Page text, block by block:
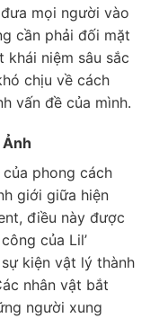
mọi người vào
cần phải đối mặt
niệm sâu sắc
chịu về cách
vấn đề của mình.
phong cách
giới giữa hiện
điều này được
của Lil’
kiện vật lý thành
nhân vật bắt
người xung